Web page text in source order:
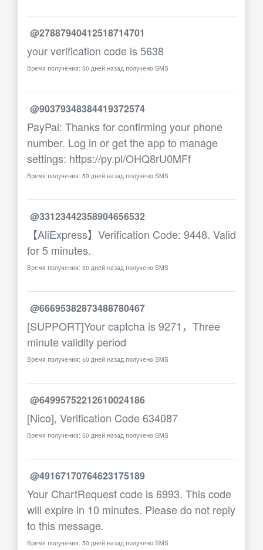
@27887940412518714701
your verification code is 5638
Время получения: 50 дней назад получено SMS
@90379348384419372574
PayPal: Thanks for confirming your phone
number. Log in or get the app to manage
settings: https://py.pl/OHQ8rU0MFf
Время получения: 50 дней назад получено SMS
@33123442358904656532
【AliExpress】Verification Code: 9448. Valid
for 5 minutes.
Время получения: 50 дней назад получено SMS
@66695382873488780467
[SUPPORT]Your captcha is 9271，Three
minute validity period
Время получения: 50 дней назад получено SMS
@64995752212610024186
[Nico], Verification Code 634087
Время получения: 50 дней назад получено SMS
@49167170764623175189
Your ChartRequest code is 6993. This code
will expire in 10 minutes. Please do not reply
to this message.
Время получения: 50 дней назад получено SMS